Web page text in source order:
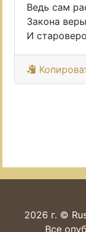
Ведь сам
Закона
И
2026 г. ©
Все